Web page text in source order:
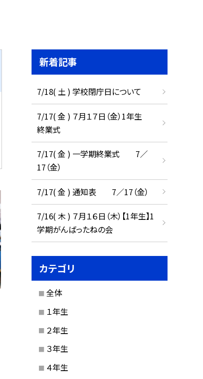
新着記事
7/18( 土 ) 学校閉庁日について
7/17( 金 ) ７月１７日（金）1年生
終業式
7/17( 金 ) 一学期終業式 7／
17（金）
7/17( 金 ) 通知表 7／17（金）
7/16( 木 ) ７月１６日（木）【1年生】1
学期がんばったねの会
カテゴリ
全体
１年生
２年生
３年生
４年生